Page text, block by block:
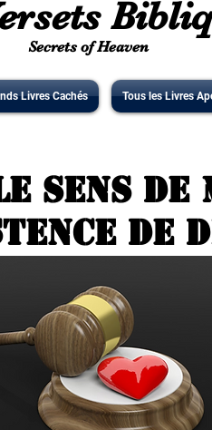
Secrets of Heaven
Livres Cachés Tous les Livres
sens
de